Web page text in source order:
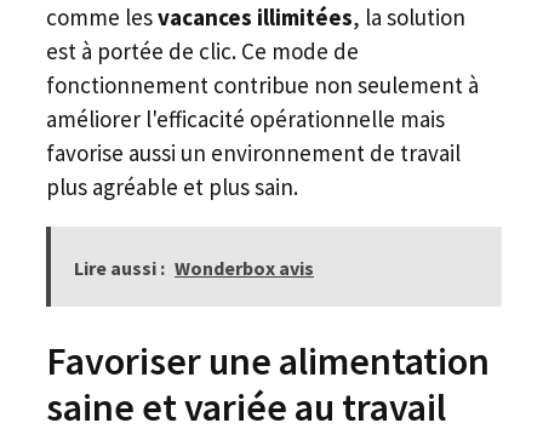
comme lesvacances illimitées, la solution
est à portée de clic. Ce mode de
fonctionnement contribue non seulement à
améliorer l'efficacité opérationnelle mais
favorise aussi un environnement de travail
plus agréable et plus sain.
Lire aussi : Wonderbox avis
Favoriser une alimentation
saine et variée au travail